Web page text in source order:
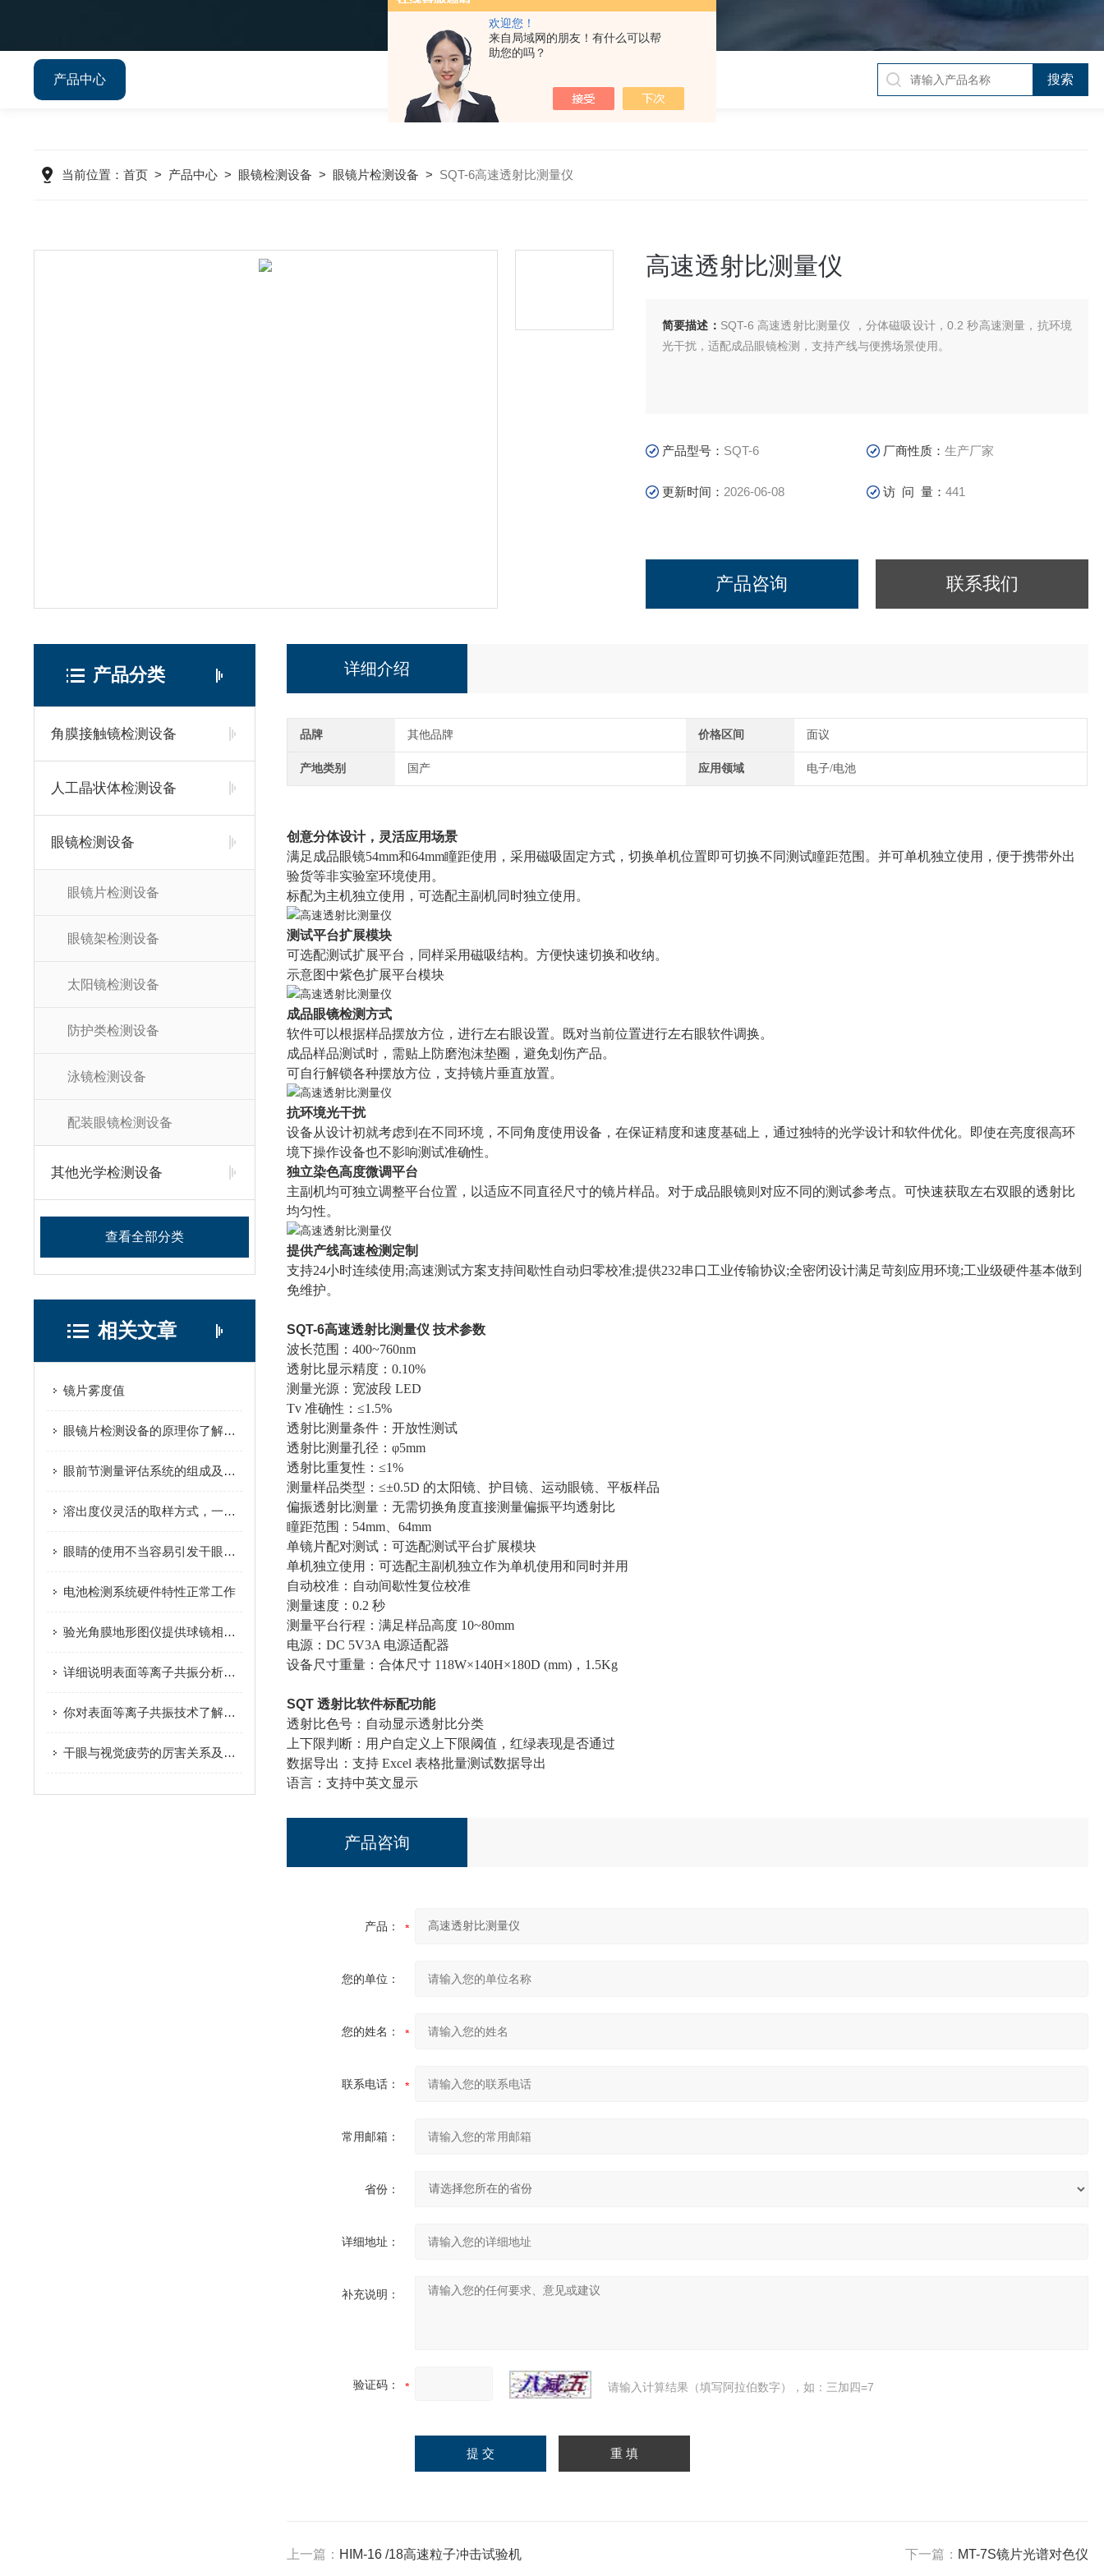
欢迎您！
来自局域网的朋友！有什么可以帮
助您的吗？
产品中心
当前位置： 首页> 产品中心> 眼镜检测设备 > 眼镜片检测设备 > SQT-6高速透射比测量仪
高速透射比测量仪
简要描述： SQT-6 高速透射比测量仪 ，分体磁吸设计，0.2 秒高速测量，抗环境
光干扰，适配成品眼镜检测，支持产线与便携场景使用。
产品型号： SQT-6 厂商性质：生产厂家
更新时间： 2026-06-08 访 问 量：441
产品咨询 联系我们
产品分类
角膜接触镜检测设备
人工晶状体检测设备
眼镜检测设备
眼镜片检测设备
眼镜架检测设备
太阳镜检测设备
防护类检测设备
泳镜检测设备
配装眼镜检测设备
其他光学检测设备
查看全部分类
相关文章
镜片雾度值
眼镜片检测设备的原理你了解多少？
眼前节测量评估系统的组成及其作用，让我们好好的了解了解
溶出度仪灵活的取样方式，一共有几种呢
眼睛的使用不当容易引发干眼症，那么哪些人容易患上？
电池检测系统硬件特性正常工作
验光角膜地形图仪提供球镜相关的屈光信息
详细说明表面等离子共振分析仪的测试步骤，速来
你对表面等离子共振技术了解多少呢？
干眼与视觉疲劳的厉害关系及治疗方法
详细介绍
品牌 其他品牌 价格区间 面议
产地类别 国产 应用领域 电子/电池
创意分体设计，灵活应用场景
满足成品眼镜54mm和64mm瞳距使用，采用磁吸固定方式，切换单机位置即可切换不同测试瞳距范围。并可单机独立使用，便于携带外出
验货等非实验室环境使用。
标配为主机独立使用，可选配主副机同时独立使用。
测试平台扩展模块
可选配测试扩展平台，同样采用磁吸结构。方便快速切换和收纳。
示意图中紫色扩展平台模块
成品眼镜检测方式
软件可以根据样品摆放方位，进行左右眼设置。既对当前位置进行左右眼软件调换。
成品样品测试时，需贴上防磨泡沫垫圈，避免划伤产品。
可自行解锁各种摆放方位，支持镜片垂直放置。
抗环境光干扰
设备从设计初就考虑到在不同环境，不同角度使用设备，在保证精度和速度基础上，通过独特的光学设计和软件优化。即使在亮度很高环
境下操作设备也不影响测试准确性。
独立染色高度微调平台
主副机均可独立调整平台位置，以适应不同直径尺寸的镜片样品。对于成品眼镜则对应不同的测试参考点。可快速获取左右双眼的透射比
均匀性。
提供产线高速检测定制
支持24小时连续使用;高速测试方案支持间歇性自动归零校准;提供232串口工业传输协议;全密闭设计满足苛刻应用环境;工业级硬件基本做到
免维护。
SQT-6高速透射比测量仪 技术参数
波长范围：400~760nm
透射比显示精度：0.10%
测量光源：宽波段 LED
Tv 准确性：≤1.5%
透射比测量条件：开放性测试
透射比测量孔径：φ5mm
透射比重复性：≤1%
测量样品类型：≤±0.5D 的太阳镜、护目镜、运动眼镜、平板样品
偏振透射比测量：无需切换角度直接测量偏振平均透射比
瞳距范围：54mm、64mm
单镜片配对测试：可选配测试平台扩展模块
单机独立使用：可选配主副机独立作为单机使用和同时并用
自动校准：自动间歇性复位校准
测量速度：0.2 秒
测量平台行程：满足样品高度 10~80mm
电源：DC 5V3A 电源适配器
设备尺寸重量：合体尺寸 118W×140H×180D (mm)，1.5Kg
SQT 透射比软件标配功能
透射比色号：自动显示透射比分类
上下限判断：用户自定义上下限阈值，红绿表现是否通过
数据导出：支持 Excel 表格批量测试数据导出
语言：支持中英文显示
产品咨询
产品：
您的单位：
您的姓名：
联系电话：
常用邮箱：
省份：
详细地址：
补充说明：
验证码： 请输入计算结果（填写阿拉伯数字），如：三加四=7
上一篇： HIM-16 /18高速粒子冲击试验机 下一篇： MT-7S镜片光谱对色仪